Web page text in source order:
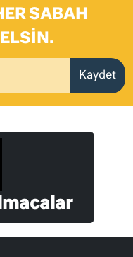
SABAH
Kaydet